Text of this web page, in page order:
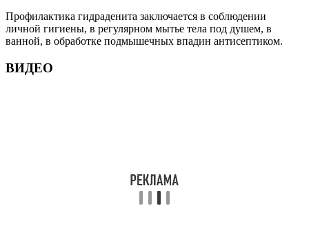
Профилактика гидраденита заключается в соблюдении
личной гигиены, в регулярном мытье тела под душем, в
ванной, в обработке подмышечных впадин антисептиком.
ВИДЕО